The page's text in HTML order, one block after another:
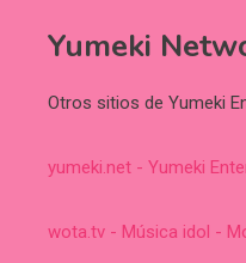
Yumeki
Otros sitios de Yumeki
yumeki.net - Yumeki
wota.tv - Música idol -